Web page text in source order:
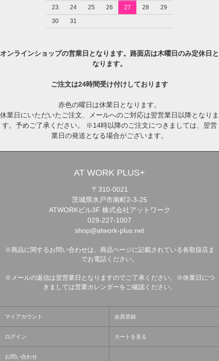
23
24 25 26 27 28
29
30
31
オンラインショップの営業日となります。路面店は木曜日のみ定休日と
なります。
ご注文は24時間受け付けしております
赤色の曜日は休業日となります。
休業日にいただいたご注文、メールへのご対応は翌営業日以降となりま
す。予めご了承ください。 ※14時以降のご注文につきましては、翌営
業日の発送となる場合がございます。
AT WORK PLUS+
〒310-0021
茨城県水戸市南町2-3-25
ATWORKビル3F 株式会社アットワーク
029-227-1007
shop@atwork-plus.net
※商品に関するお問い合わせは、商品ページに記載されている各取扱店ま
でお電話ください。
※メールの返信は翌営業日となりますのでご了承ください。※休業日につ
きましては営業カレンダーをご確認ください。
マイアカウント 会員登録
ログイン カートを見る
お問い合わせ